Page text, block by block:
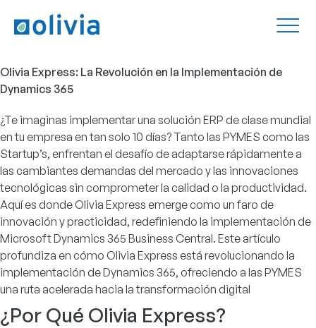
Olivia Express: La Revolución en la Implementación de
Dynamics 365
¿Te imaginas implementar una solución ERP de clase mundial
en tu empresa en tan solo 10 días? Tanto las PYMES como las
Startup’s, enfrentan el desafío de adaptarse rápidamente a
las cambiantes demandas del mercado y las innovaciones
tecnológicas sin comprometer la calidad o la productividad.
Aquí es donde Olivia Express emerge como un faro de
innovación y practicidad, redefiniendo la implementación de
Microsoft Dynamics 365 Business Central. Este artículo
profundiza en cómo Olivia Express está revolucionando la
implementación de Dynamics 365, ofreciendo a las PYMES
una ruta acelerada hacia la transformación digital
¿Por Qué Olivia Express?